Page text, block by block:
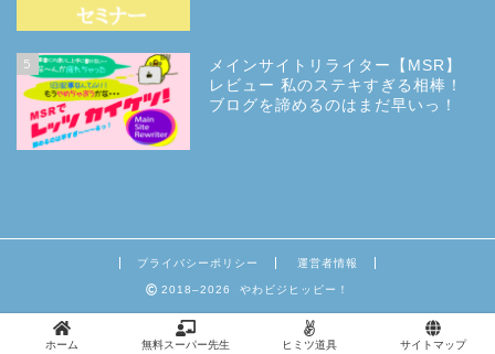
5
メインサイトリライター【MSR】
レビュー 私のステキすぎる相棒！
ブログを諦めるのはまだ早いっ！
プライバシーポリシー 運営者情報
2018–2026 やわビジヒッピー！
ホーム 無料スーパー先生 ヒミツ道具 サイトマップ